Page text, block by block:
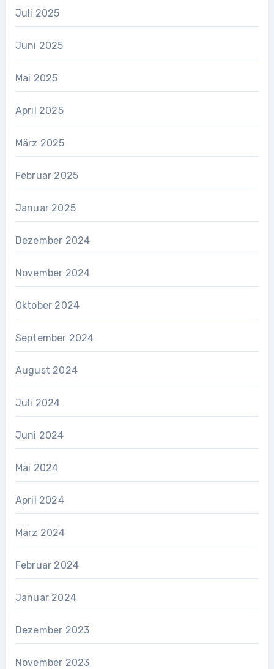
Juli 2025
Juni 2025
Mai 2025
April 2025
März 2025
Februar 2025
Januar 2025
Dezember 2024
November 2024
Oktober 2024
September 2024
August 2024
Juli 2024
Juni 2024
Mai 2024
April 2024
März 2024
Februar 2024
Januar 2024
Dezember 2023
November 2023